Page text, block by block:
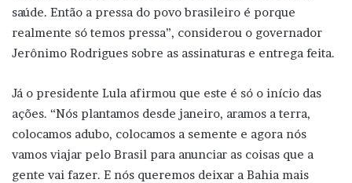
saúde. Então a pressa do povo brasileiro é porque
realmente só temos pressa”, considerou o governador
Jerônimo Rodrigues sobre as assinaturas e entrega feita.
Já o presidente Lula afirmou que este é só o início das
ações. “Nós plantamos desde janeiro, aramos a terra,
colocamos adubo, colocamos a semente e agora nós
vamos viajar pelo Brasil para anunciar as coisas que a
gente vai fazer. E nós queremos deixar a Bahia mais